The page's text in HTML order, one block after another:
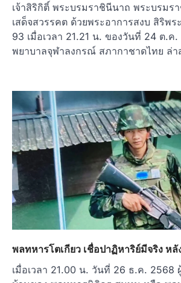
เจ้าสิริกิติ์ พระบรมราชินีนาถ พระบรมร
เสด็จสวรรคต ด้วยพระอาการสงบ สิริพ
93 เมื่อเวลา 21.21 น. ของวันที่ 24 ต.ค
พยาบาลจุฬาลงกรณ์ สภากาชาดไทย ล่
พลทหารโตเกียว เชื่อปาฏิหาริย์มีจริง ห
เมื่อเวลา 21.00 น. วันที่ 26 ธ.ค. 2568